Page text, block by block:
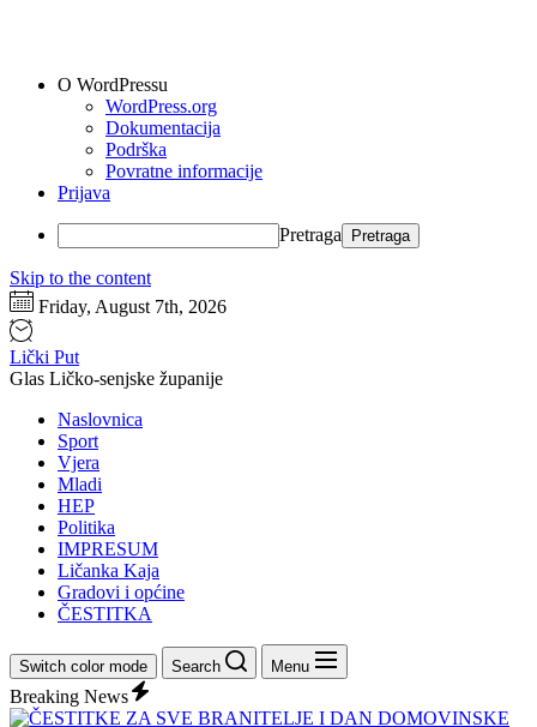
O WordPressu
WordPress.org
Dokumentacija
Podrška
Povratne informacije
Prijava
Pretraga
Skip to the content
Friday, August 7th, 2026
Lički Put
Glas Ličko-senjske županije
Naslovnica
Sport
Vjera
Mladi
HEP
Politika
IMPRESUM
Ličanka Kaja
Gradovi i općine
ČESTITKA
Switch color mode Search Menu
Breaking News